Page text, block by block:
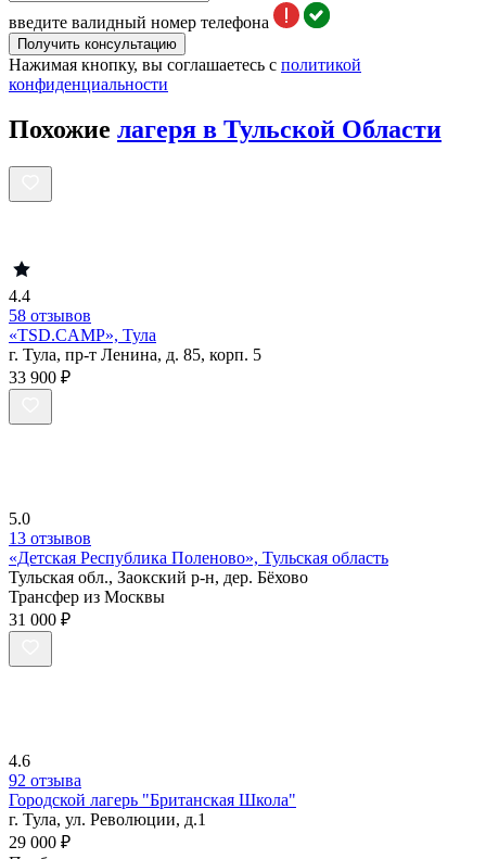
введите валидный номер телефона
Получить консультацию
Нажимая кнопку, вы соглашаетесь с политикой
конфиденциальности
Похожие лагеря в Тульской Области
4.4
58 отзывов
«TSD.CAMP», Тула
г. Тула, пр-т Ленина, д. 85, корп. 5
33 900 ₽
5.0
13 отзывов
«Детская Республика Поленово», Тульская область
Тульская обл., Заокский р-н, дер. Бёхово
Трансфер из Москвы
31 000 ₽
4.6
92 отзыва
Городской лагерь "Британская Школа"
г. Тула, ул. Революции, д.1
29 000 ₽